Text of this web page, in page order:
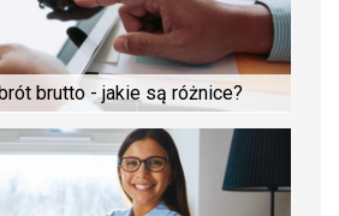
brutto - jakie są różnice?